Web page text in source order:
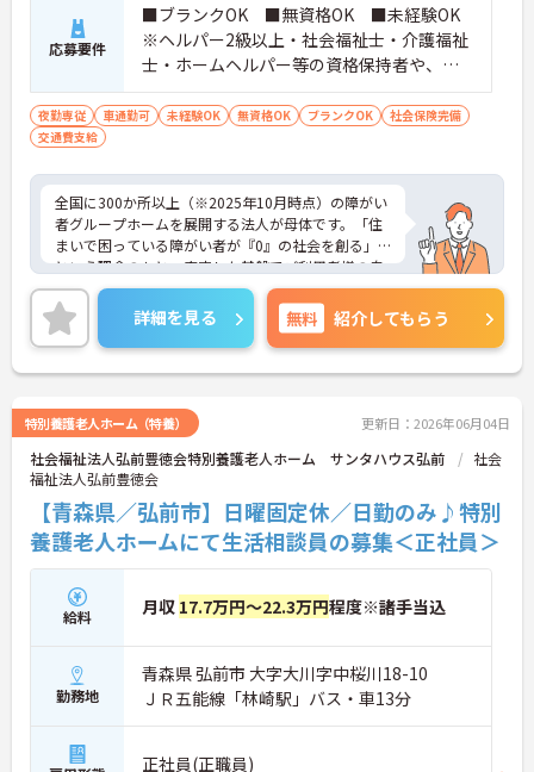
応募要件
■ブランクOK ■無資格OK ■未経験OK
※ヘルパー2級以上・社会福祉士・介護福祉
士・ホームヘルパー等の資格保持者や、福
祉系業務経験者、障害者支援施設経験者、
生活支援員、障害者支援員、就労支援員、
夜勤専従 車通勤可 未経験OK 無資格OK ブランクOK
社会保険完備
交通費支給
全国に300か所以上（※2025年10月時点）の障がい
者グループホームを展開する法人が母体です。「住
まいで困っている障がい者が『0』の社会を創る」
という理念のもと、安定した基盤でご利用者様の自
立を支援しています。週1日からの勤務が可能で、W
ワークや扶養内での勤務も歓迎しており、ご自身の
ペースで働けます。20代から60代まで幅広い世代が
活躍中で、未経験や無資格の方でも安心してスター
トできるよう、先輩スタッフが丁寧にサポートしま
境です。正社員登用制度や産休・育休制度も整って
いるため、ライフステージに合わせて長く働き続け
られます。介護に挑戦したい方や、空いた時間を有
効活用したい方におすすめです。ご興味のある方は
詳細等をお伝えしますので、お気軽にお問い合わせ
ください。
詳細を見る 無料 紹介してもらう
特別養護老人ホーム（特養） 更新日：2026年06月04日
社会福祉法人弘前豊徳会特別養護老人ホーム サンタハウス弘前
社会
福祉法人弘前豊徳会
【青森県／弘前市】日曜固定休／日勤のみ♪特別
養護老人ホームにて生活相談員の募集＜正社員＞
給料 月収 17.7万円～22.3万円程度※諸手当込
勤務地
青森県 弘前市 大字大川字中桜川18-10
ＪＲ五能線「林崎駅」バス・車13分
正社員(正職員)